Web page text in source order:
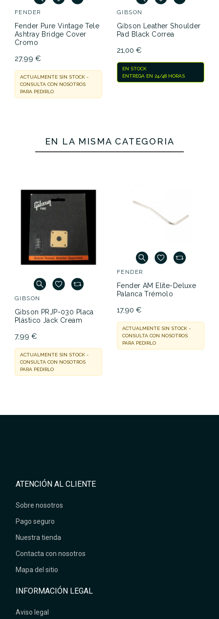
FENDER
Fender Pure Vintage Tele
Ashtray Bridge Cover
Cromo
27,99 €
ACTUALMENTE SIN STOCK -
CONSULTA CON NOSOTROS
PARA PEDIRLO
GIBSON
Gibson Leather Shoulder
Pad Black Correa
21,00 €
EN STOCK
ENTREGA EN 24/48 HORAS
EN LA MISMA CATEGORÍA
GIBSON
Gibson PRJP-030 Placa
Plástico Jack Cream
7,99 €
ACTUALMENTE SIN STOCK -
CONSULTA CON NOSOTROS
PARA PEDIRLO
FENDER
Fender AM Elite-Deluxe
Palanca Trémolo
17,90 €
ACTUALMENTE SIN STOCK -
CONSULTA CON NOSOTROS
PARA PEDIRLO
ATENCIÓN AL CLIENTE
Sobre nosotros
Pago seguro
Nuestra tienda
Contacta con nosotros
Mapa del sitio
INFORMACIÓN LEGAL
Aviso legal